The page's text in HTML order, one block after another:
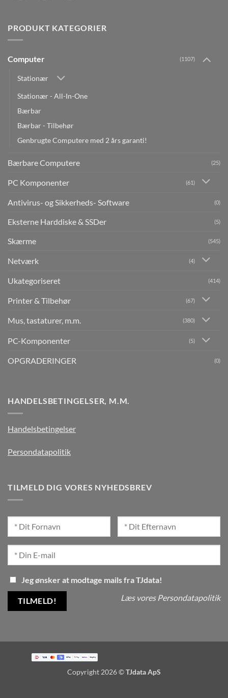
PRODUKT KATEGORIER
Computer (1107)
Stationær
Stationær - All-In-One
Bærbar
Bærbar - Tilbehør
Genbrugte Computere med 2 års garanti!
Bærbare Computere (25)
PC Komponenter (61)
Antivirus- og Sikkerheds- Software (0)
Eksterne Harddiske & SSDer (5)
Skærme (545)
Netværk (4)
Ukategoriseret (414)
Printer & Tilbehør (67)
Mus, tastaturer, m.m. (380)
PC-Komponenter (5)
OPGRADERINGER (0)
HANDELSBETINGELSER, M.M.
Handelsbetingelser
Persondatapolitik
TILMELD DIG VORES NYHEDSBREV
Jeg ønsker at modtage mails fra TJdata!
Læs vores Persondatapolitik
Copyright 2026 ©TJdata ApS